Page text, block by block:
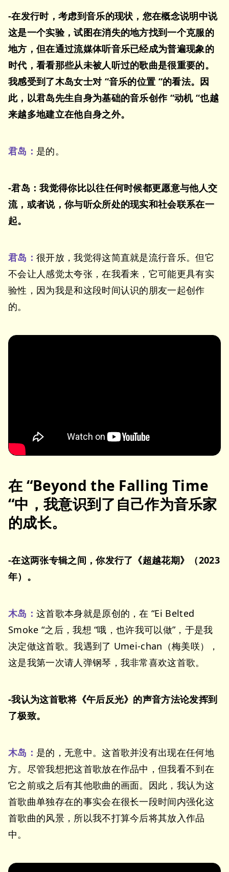
-在发行时，考虑到音乐的现状，您在概念说明中说
这是一个实验，试图在消失的地方找到一个克服的
地方，但在通过流媒体听音乐已经成为普遍现象的
时代，看看那些从未被人听过的歌曲是很重要的。
我感受到了木岛女士对 “音乐的位置 “的看法。因
此，以君岛先生自身为基础的音乐创作 “动机 “也越
来越多地建立在他自身之外。
君岛： 是的。
-君岛：我觉得你比以往任何时候都更愿意与他人交
流，或者说，你与听众所处的现实和社会联系在一
起。
君岛： 很开放，我觉得这简直就是流行音乐。但它
不会让人感觉太夸张，在我看来，它可能更具有实
验性，因为我是和这段时间认识的朋友一起创作
的。
在 “Beyond the Falling Time
“中，我意识到了自己作为音乐家
的成长。
-在这两张专辑之间，你发行了《超越花期》（2023
年）。
木岛： 这首歌本身就是原创的，在 “Ei Belted
Smoke “之后，我想 “哦，也许我可以做”，于是我
决定做这首歌。我遇到了 Umei-chan（梅美咲），
这是我第一次请人弹钢琴，我非常喜欢这首歌。
-我认为这首歌将《午后反光》的声音方法论发挥到
了极致。
木岛： 是的，无意中。这首歌并没有出现在任何地
方。尽管我想把这首歌放在作品中，但我看不到在
它之前或之后有其他歌曲的画面。因此，我认为这
首歌曲单独存在的事实会在很长一段时间内强化这
首歌曲的风景，所以我不打算今后将其放入作品
中。